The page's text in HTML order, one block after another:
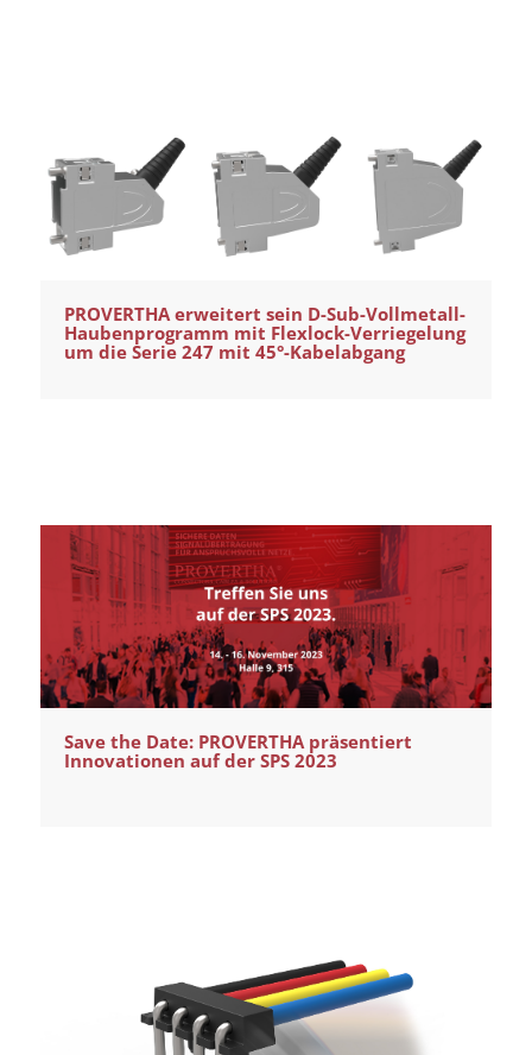
PROVERTHA erweitert sein D-Sub-Vollmetall-
Haubenprogramm mit Flexlock-Verriegelung
um die Serie 247 mit 45°-Kabelabgang
Save the Date: PROVERTHA präsentiert
Innovationen auf der SPS 2023